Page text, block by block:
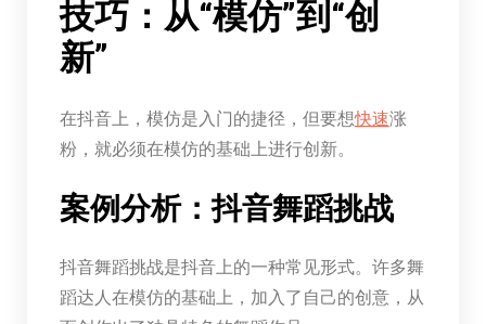
技巧：从“模仿”到“创
新”
在抖音上，模仿是入门的捷径，但要想快速涨
粉，就必须在模仿的基础上进行创新。
案例分析：抖音舞蹈挑战
抖音舞蹈挑战是抖音上的一种常见形式。许多舞
蹈达人在模仿的基础上，加入了自己的创意，从